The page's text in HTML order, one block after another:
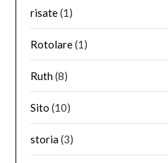
risate(1)
Rotolare(1)
Ruth(8)
Sito (10)
storia(3)